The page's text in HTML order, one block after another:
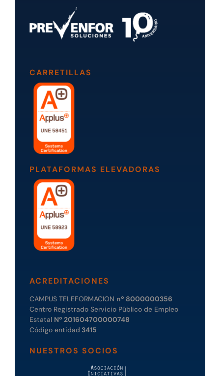
CARRETILLAS
PLATAFORMAS ELEVADORAS
ACREDITACIONES
CAMPUS TELEFORMACION nº 8000000356
Centro Registrado Servicio Público de Empleo
Estatal Nº 201604700000748
Código entidad 3415
NUESTROS SOCIOS